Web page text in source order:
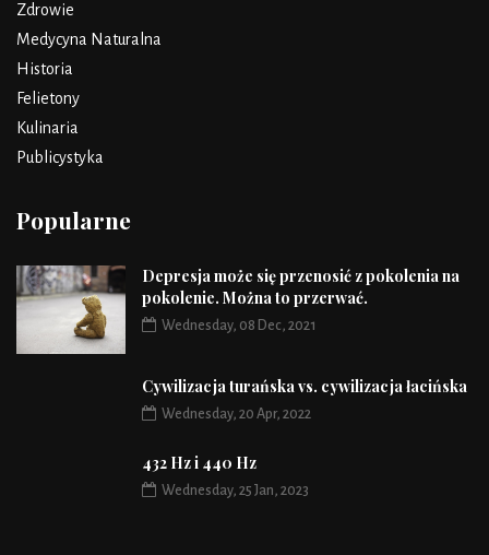
Zdrowie
Medycyna Naturalna
Historia
Felietony
Kulinaria
Publicystyka
Popularne
Depresja może się przenosić z pokolenia na
pokolenie. Można to przerwać.
Wednesday, 08 Dec, 2021
Cywilizacja turańska vs. cywilizacja łacińska
Wednesday, 20 Apr, 2022
432 Hz i 440 Hz
Wednesday, 25 Jan, 2023